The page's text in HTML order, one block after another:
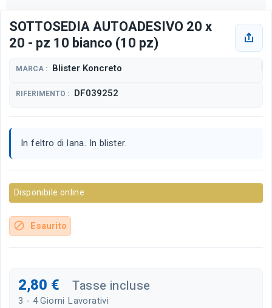
SOTTOSEDIA AUTOADESIVO 20 x
20 - pz 10 bianco (10 pz)
MARCA : Blister Koncreto
RIFERIMENTO : DF039252
In feltro di lana. In blister.
Disponibile online
block Esaurito
2,80 € Tasse incluse
3 - 4 Giorni Lavorativi